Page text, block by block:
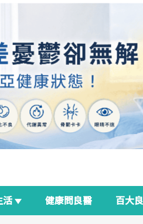
活 健康問良醫 百大